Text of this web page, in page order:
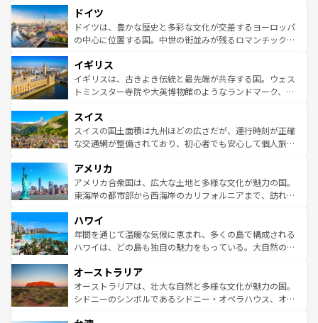
せる。地方によって風土や気候が異なるスペインはその個
性で訪れる人を魅了する。 なお、新着のスペイン情報は コ
ンテンツ一覧を参照してほしい。
で、幅広い魅力が詰まっている。華麗な宮殿、歴史的な大
聖堂、美しいビーチ、そして豊かな自然が、訪れる者を心
から魅了する。また、フランスは美食の国としても知ら
いる。シャンパンの発祥地であるランス、プロヴァンスの
香り高いラベンダー畑など、多彩な楽しみ方が可能だ。さ
らに、パリ以外の地域にも魅力が溢れており、どの街角に
れる地方に足を運ぶとそれぞれで全く異なる文化を体験で
きるだろう。 なお、新着のフランス情報はコンテンツ一覧
を参照してほしい。
ドイツ
ドイツは、豊かな歴史と多彩な文化が交差するヨーロッパ
の中心に位置する国。中世の街並みが残るロマンチック街
顔を持つこの国は、どこを歩いても飽きることがない。ベ
ルリンの文化的活気、バイエルン州のアルプスの絶景、そ
してライン川沿いのワイン畑といった風景は必見。ビール
は、お酒好きな人にはぜひ体験してほしい。 なお、新着の
ドイツ情報はコンテンツ一覧を参照してほしい。
イギリス
イギリスは、古きよき伝統と最先端が共存する国。ウェス
トミンスター寺院や大英博物館のようなランドマーク、歴
リアごとに異なる魅力がある。また、優雅なアフタヌーン
ティー、ビール好きにはたまらない英国パブ、サッカー観
戦など、本場だからこそできる体験も豊富。イギリスを旅
ンツ一覧を参照してほしい。
スイス
スイスの国土面積は九州ほどの広さだが、運行時刻が正確
な交通網が整備されており、初心者でも安心して個人旅行
の建物がそのまま残る町や、スイスならではのユニークな
博物館もあり、アルプス観光だけでなく町歩きも満喫する
ことができる。国民の所得が高いため物価も高いが、旅行
ば市内交通費無料で観光を楽しむこともできる。 なお、新
着のスイス情報はコンテンツ一覧 を参照してほしい。
アメリカ
アメリカ合衆国は、広大な土地と多様な文化が魅力の国。
東海岸の都市部から西海岸のカリフォルニアまで、訪れる
のような巨大都市は、観光、ショッピング、エンターテイ
ンメントが詰まった刺激的なスポットだ。一方、アメリカ
西部には大自然が広がり、グランドキャニオンやイエロー
部のニューオーリンズでは、音楽と美食が融合した独特の
文化が魅力。旅行者はアメリカの各地域で異なる魅力を楽
しみながら、その多様性と豊かな歴史を感じることができ
ハワイ
年間を通じて温暖な気候に恵まれ、多くの島で構成される
ハワイは、どの島も独自の魅力をもっている。大自然の神
ワイ島は見逃せない。また、定番の観光地といえばオアフ
島だが、静かな自然を求めるならマウイ島やカウアイ島が
おすすめ。エメラルドグリーンに輝く海をはじめ、豊かな
オーストラリア
オーストラリアは、壮大な自然と多様な文化が魅力の国。
シドニーのシンボルであるシドニー・オペラハウス、オー